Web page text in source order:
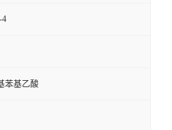
4
苯基乙酸